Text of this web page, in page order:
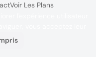
Voir Les Plans
vous acceptez leur